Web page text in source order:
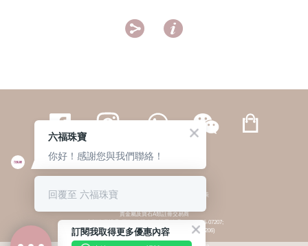
 
繁體 | 簡体
© 六福集團 版權所有 不得轉載 私隱政策
貴金屬及寶石A類註冊交易商
(六福企業禮品(國際)有限公司-註冊號碼:A-B-24-05-07207;
六福電子商貿有限公司-註冊號碼:A-B-24-05-07206)
貴金屬及寶石B類註冊交易商
訂閱我取得更多優惠內容
六福珠寶
你好！感謝您與我們聯絡！
回覆至 六福珠寶